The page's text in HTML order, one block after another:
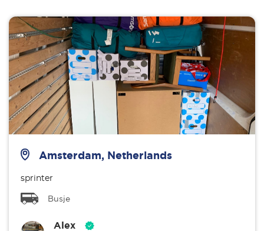
Amsterdam, Netherlands
sprinter
Busje
Alex